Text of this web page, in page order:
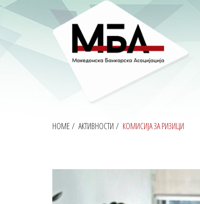
HOME/ АКТИВНОСТИ / КОМИСИЈА ЗА РИЗИЦИ